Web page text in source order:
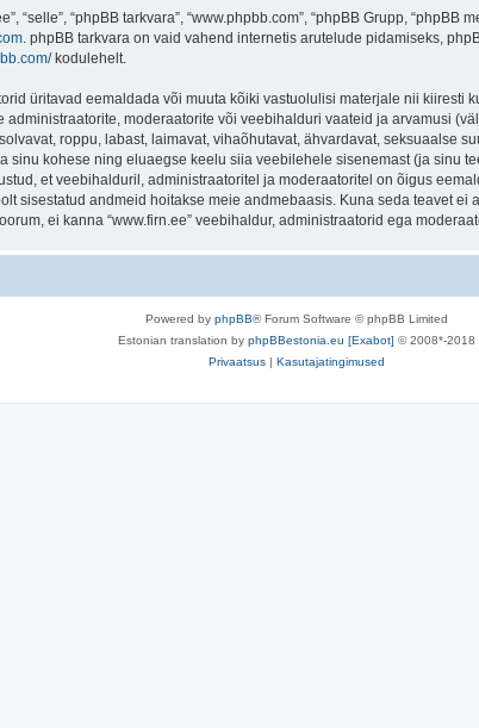
“selle”, “phpBB tarkvara”, “www.phpbb.com”, “phpBB Grupp, “phpBB
. phpBB tarkvara on vaid vahend internetis arutelude pidamiseks,
kodulehelt.
üritavad eemaldada või muuta kõiki vastuolulisi materjale nii kiiresti
moderaatorite või veebihalduri vaateid ja arvamusi
roppu, labast, laimavat, vihaõhutavat, ähvardavat, seksuaalse
kohese ning eluaegse keelu siia veebilehele sisenemast (ja sinu
et veebihalduril, administraatoritel ja moderaatoritel on õigus
sisestatud andmeid hoitakse meie andmebaasis. Kuna seda teavet
ei kanna “www.firn.ee” veebihaldur, administraatorid ega
Powered by phpBB® Forum Software © phpBB Limited
Estonian translation by phpBBestonia.eu [Exabot] © 2008*-2018
Privaatsus | Kasutajatingimused